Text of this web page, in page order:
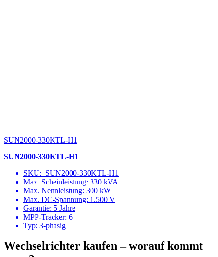
SUN2000-330KTL-H1
SUN2000-330KTL-H1
SKU: SUN2000-330KTL-H1
Max. Scheinleistung: 330 kVA
Max. Nennleistung: 300 kW
Max. DC-Spannung: 1.500 V
Garantie: 5 Jahre
MPP-Tracker: 6
Typ: 3-phasig
Wechselrichter kaufen – worauf kommt